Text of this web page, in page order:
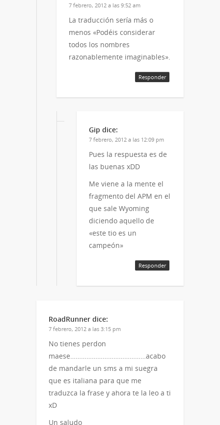
7 febrero, 2012 a las 9:52 am
La traducción sería más o
menos «Podéis considerar
todos los nombres
razonablemente imaginables».
Responder
Gip dice:
7 febrero, 2012 a las 12:09 pm
Pues la respuesta es de
las buenas xDD
Me viene a la mente el
fragmento del APM en el
que sale Wyoming
diciendo aquello de
«este tio es un
campeón»
Responder
RoadRunner dice:
7 febrero, 2012 a las 3:15 pm
No tienes perdon
maese……………………………………acabo
de mandarle un sms a mi suegra
que es italiana para que me
traduzca la frase y ahora te la leo a ti
xD
Un saludo